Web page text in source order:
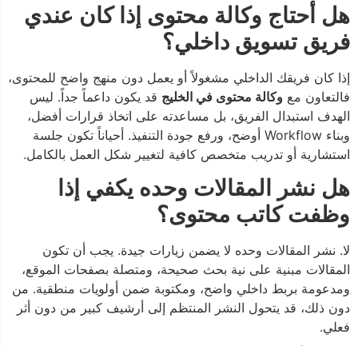
هل أحتاج وكالة محتوى إذا كان عندي
فريق تسويق داخلي؟
إذا كان فريقك الداخلي مشغولاً أو يعمل دون منهج واضح للمحتوى،
فالتعاون مع وكالة محتوى في الخليجقد يكون داعماً جداً. ليس
الهدف استبدال الفريق، بل مساعدته على اتخاذ قرارات أفضل،
وبناء Workflow أوضح، ورفع جودة التنفيذ. أحياناً تكون جلسة
استشارية أو تدريب متخصص كافية لتغيير شكل العمل بالكامل.
هل نشر المقالات وحده يكفي إذا
وظفت كاتب محتوى؟
لا. نشر المقالات وحده لا يضمن زيارات جيدة. يجب أن تكون
المقالات مبنية على نية بحث صحيحة، ومتصلة بصفحات الموقع،
ومدعومة بربط داخلي واضح، ومكتوبة ضمن أولويات منطقية. من
دون ذلك، قد يتحول النشر المنتظم إلى أرشيف كبير من دون أثر
فعلي.